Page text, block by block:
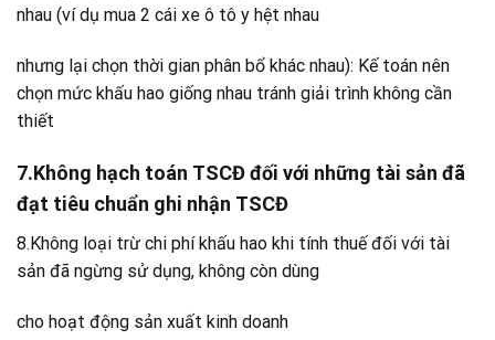
nhau (ví dụ mua 2 cái xe ô tô y hệt nhau
nhưng lại chọn thời gian phân bổ khác nhau): Kế toán nên
chọn mức khấu hao giống nhau tránh giải trình không cần
thiết
7.Không hạch toán TSCĐ đối với những tài sản đã
đạt tiêu chuẩn ghi nhận TSCĐ
8.Không loại trừ chi phí khấu hao khi tính thuế đối với tài
sản đã ngừng sử dụng, không còn dùng
cho hoạt động sản xuất kinh doanh